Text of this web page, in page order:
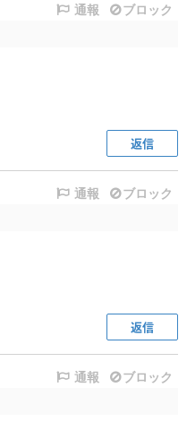
通報 ブロック
返信
通報 ブロック
返信
通報 ブロック